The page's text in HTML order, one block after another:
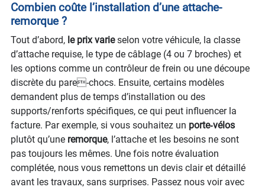
Combien coûte l’installation d’une attache-
remorque ?
Tout d’abord, le prix varieselon votre véhicule, la classe
d’attache requise, le type de câblage (4 ou 7 broches) et
les options comme un contrôleur de frein ou une découpe
discrète du pare-chocs. Ensuite, certains modèles
demandent plus de temps d’installation ou des
supports/renforts spécifiques, ce qui peut influencer la
facture. Par exemple, si vous souhaitez un porte‑vélos
plutôt qu’une remorque, l’attache et les besoins ne sont
pas toujours les mêmes. Une fois notre évaluation
complétée, nous vous remettons un devis clair et détaillé
avant les travaux, sans surprises. Passez nous voir avec